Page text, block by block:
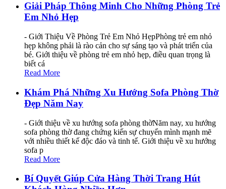
Giải Pháp Thông Minh Cho Những Phòng Trẻ
Em Nhỏ Hẹp
- Giới Thiệu Về Phòng Trẻ Em Nhỏ HẹpPhòng trẻ em nhỏ
hẹp không phải là rào cản cho sự sáng tạo và phát triển của
bé. Giới thiệu về phòng trẻ em nhỏ hẹp, điều quan trọng là
biết cá
Read More
Khám Phá Những Xu Hướng Sofa Phòng Thờ
Đẹp Năm Nay
- Giới thiệu về xu hướng sofa phòng thờNăm nay, xu hướng
sofa phòng thờ đang chứng kiến sự chuyển mình mạnh mẽ
với nhiều thiết kế độc đáo và tinh tế. Giới thiệu về xu hướng
sofa p
Read More
Bí Quyết Giúp Cửa Hàng Thời Trang Hút